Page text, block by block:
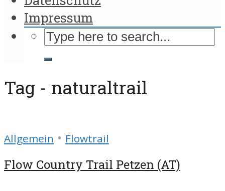
Impressum
Tag - naturaltrail
Allgemein • Flowtrail
Flow Country Trail Petzen (AT)